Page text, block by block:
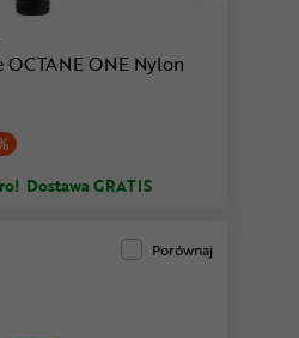
OCTANE ONE Nylon
Dostawa GRATIS
Porównaj